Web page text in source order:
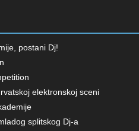
postani Dj!
elektronskoj sceni
splitskog Dj-a